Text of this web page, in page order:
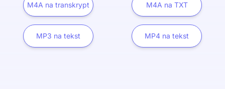
M4A na transkrypt M4A na TXT
MP3 na tekst MP4 na tekst